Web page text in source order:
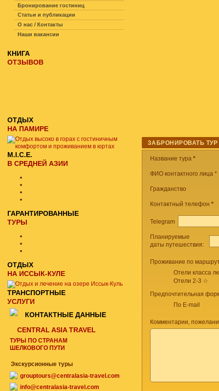
ЗАБРОНИРОВАТЬ ТУР
Название тура *
ФИО контактного лица *
Гражданство
Контактный телефон *
Telegram
Планируемые
даты путешествия:
Проживание по
Отели класса
Отели 2-3 ☆
Предпочтительная
По E-mail
Комментарии,
Бронирование гостиниц
Статьи и публикации
О нас / Контакты
Наши вакансии
КНИГА
ОТЗЫВОВ
ОТДЫХ
НА ПАМИРЕ
M.I.C.E.
В СРЕДНЕЙ АЗИИ
ГАРАНТИРОВАННЫЕ
ТУРЫ
ОТДЫХ
НА ИССЫК-КУЛЕ
ТРАНСПОРТНЫЕ
УСЛУГИ
КОНТАКТНЫЕ ДАННЫЕ
CENTRAL ASIA TRAVEL
ТУРЫ ПО СТРАНАМ
ШЕЛКОВОГО ПУТИ
Экскурсионные туры
grouptours@centralasia-travel.com
info@centralasia-travel.com